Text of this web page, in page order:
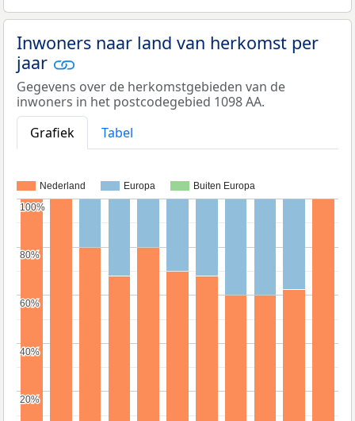
Inwoners naar land van herkomst per
jaar
Gegevens over de herkomstgebieden van de
inwoners in het postcodegebied 1098 AA.
Grafiek
Tabel
Nederland Europa Buiten Europa
20%
20%
40%
40%
60%
60%
80%
80%
100%
100%